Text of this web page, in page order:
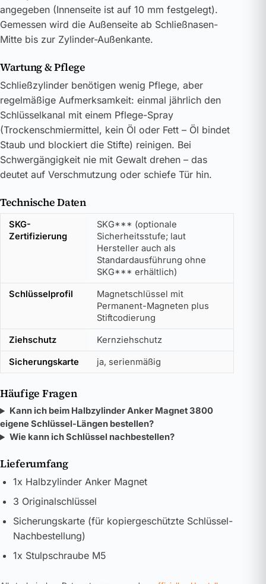
angegeben (Innenseite ist auf 10 mm festgelegt).
Gemessen wird die Außenseite ab Schließnasen-
Mitte bis zur Zylinder-Außenkante.
Wartung & Pflege
Schließzylinder benötigen wenig Pflege, aber
regelmäßige Aufmerksamkeit: einmal jährlich den
Schlüsselkanal mit einem Pflege-Spray
(Trockenschmiermittel, kein Öl oder Fett – Öl bindet
Staub und blockiert die Stifte) reinigen. Bei
Schwergängigkeit nie mit Gewalt drehen – das
deutet auf Verschmutzung oder schiefe Tür hin.
Technische Daten
SKG-
Zertifizierung
SKG*** (optionale
Sicherheitsstufe; laut
Hersteller auch als
Standardausführung ohne
SKG*** erhältlich)
Schlüsselprofil
Magnetschlüssel mit
Permanent-Magneten plus
Stiftcodierung
Ziehschutz Kernziehschutz
Sicherungskarte ja, serienmäßig
Häufige Fragen
Kann ich beim Halbzylinder Anker Magnet 3800
eigene Schlüssel-Längen bestellen?
Wie kann ich Schlüssel nachbestellen?
Lieferumfang
1x Halbzylinder Anker Magnet
3 Originalschlüssel
Sicherungskarte (für kopiergeschützte Schlüssel-
Nachbestellung)
1x Stulpschraube M5